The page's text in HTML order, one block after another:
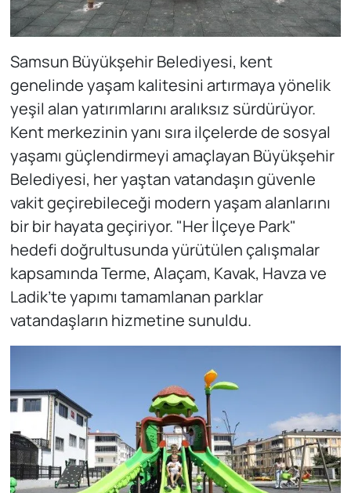
Samsun Büyükşehir Belediyesi, kent
genelinde yaşam kalitesini artırmaya yönelik
yeşil alan yatırımlarını aralıksız sürdürüyor.
Kent merkezinin yanı sıra ilçelerde de sosyal
yaşamı güçlendirmeyi amaçlayan Büyükşehir
Belediyesi, her yaştan vatandaşın güvenle
vakit geçirebileceği modern yaşam alanlarını
bir bir hayata geçiriyor. "Her İlçeye Park"
hedefi doğrultusunda yürütülen çalışmalar
kapsamında Terme, Alaçam, Kavak, Havza ve
Ladik’te yapımı tamamlanan parklar
vatandaşların hizmetine sunuldu.